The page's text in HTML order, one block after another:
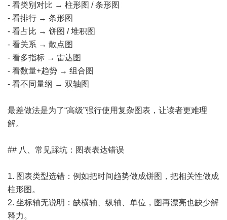
- 看类别对比 → 柱形图 / 条形图
- 看排行 → 条形图
- 看占比 → 饼图 / 堆积图
- 看关系 → 散点图
- 看多指标 → 雷达图
- 看数量+趋势 → 组合图
- 看不同量纲 → 双轴图
最差做法是为了“高级”强行使用复杂图表，让读者更难理
解。
## 八、常见踩坑：图表表达错误
1. 图表类型选错：例如把时间趋势做成饼图，把相关性做成
柱形图。
2. 坐标轴无说明：缺横轴、纵轴、单位，图再漂亮也缺少解
释力。